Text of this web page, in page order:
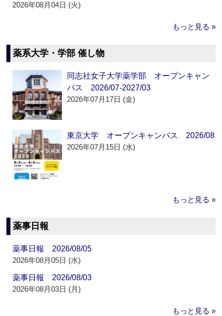
2026年08月04日 (火)
もっと見る »
薬系大学・学部 催し物
同志社女子大学薬学部 オープンキャン
パス 2026/07-2027/03
2026年07月17日 (金)
東京大学 オープンキャンパス 2026/08
2026年07月15日 (水)
もっと見る »
薬事日報
薬事日報 2026/08/05
2026年08月05日 (水)
薬事日報 2026/08/03
2026年08月03日 (月)
もっと見る »